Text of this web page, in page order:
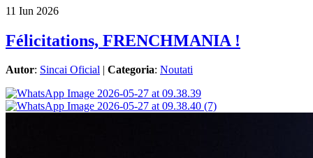
11 Iun 2026
Félicitations, FRENCHMANIA !
Autor: Sincai Oficial | Categoria: Noutati